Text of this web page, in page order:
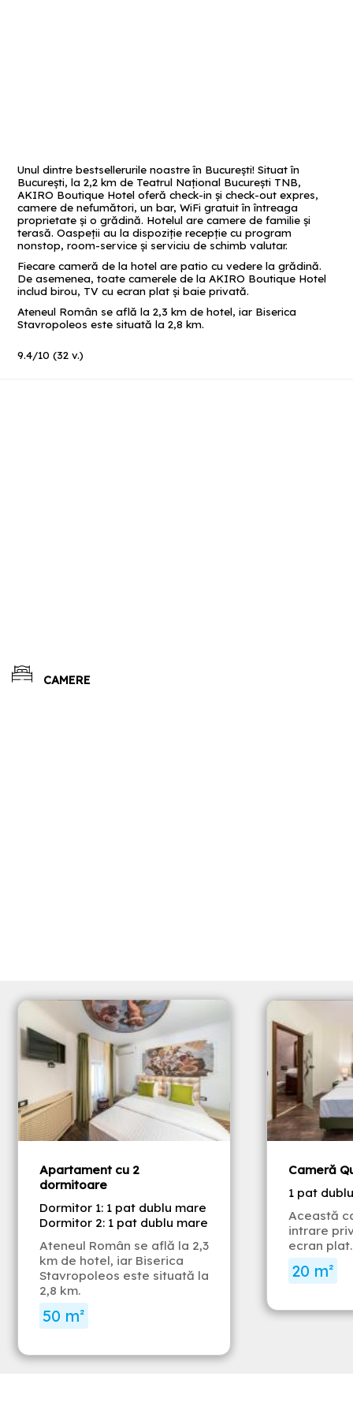
Unul dintre bestsellerurile noastre în București! Situat în
București, la 2,2 km de Teatrul Național București TNB,
AKIRO Boutique Hotel oferă check-in și check-out expres,
camere de nefumători, un bar, WiFi gratuit în întreaga
proprietate și o grădină. Hotelul are camere de familie și
terasă. Oaspeții au la dispoziție recepție cu program
nonstop, room-service și serviciu de schimb valutar.
Fiecare cameră de la hotel are patio cu vedere la grădină.
De asemenea, toate camerele de la AKIRO Boutique Hotel
includ birou, TV cu ecran plat și baie privată.
Ateneul Român se află la 2,3 km de hotel, iar Biserica
Stavropoleos este situată la 2,8 km.
9.4/10 (32 v.)
CAMERE
Apartament cu 2
dormitoare
Dormitor 1: 1 pat dublu mare
Dormitor 2: 1 pat dublu mare
Ateneul Român se află la 2,3
km de hotel, iar Biserica
Stavropoleos este situată la
2,8 km.
50 m²
Cameră
1 pat
Această
intrare
ecran plat.
20 m²